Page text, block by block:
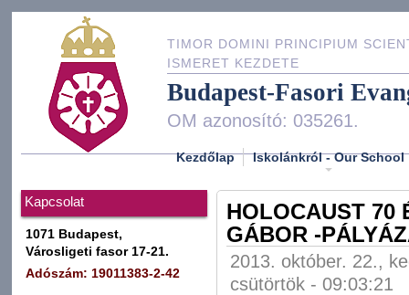
TIMOR DOMINI PRINCIPIUM
ISMERET KEZDETE
Budapest-Fasori
OM azonosító: 035261.
Kezdőlap Iskolánkról - Our School
Kapcsolat
1071 Budapest,
Városligeti fasor 17-21.
Adószám: 19011383-2-42
HOLOCAUST 70
GÁBOR -
2013. október. 22.,
csütörtök - 09:03:21